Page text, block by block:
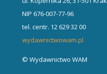
NIP 676-007-77-96
tel. centr. 12 629 32 00
wydawnictwowam.pl
© Wydawnictwo WAM